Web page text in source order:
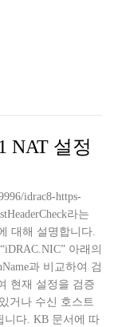
NAT 설정
idrac8-https-
라는
대해 설명합니다.
아래의
과 비교하여 검
현재 설정을 검증
거나 수신 호스트
니다. KB 문서에 따